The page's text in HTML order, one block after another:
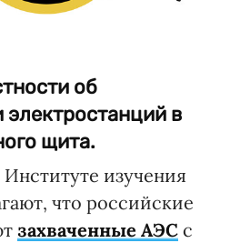
об
электростанций в
щита.
изучения
что российские
захваченные АЭС с